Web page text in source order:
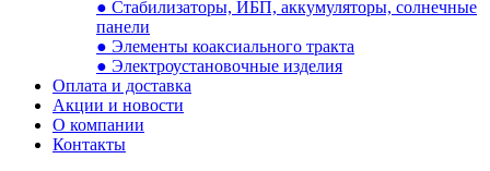
● Стабилизаторы, ИБП, аккумуляторы, солнечные
панели
● Элементы коаксиального тракта
● Электроустановочные изделия
Оплата и доставка
Акции и новости
О компании
Контакты